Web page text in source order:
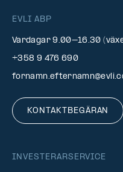
EVLI ABP
Vardagar 9.00–16.30
+358 9 476 690
KONTAKTBEGÄRAN
INVESTERARSERVICE